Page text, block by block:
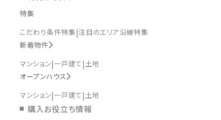
特集
こだわり条件特集 注目のエリア沿線特集
新着物件
マンション 一戸建て 土地
オープンハウス
マンション 一戸建て 土地
購入お役立ち情報